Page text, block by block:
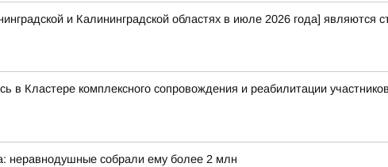
и Калининградской областях в июле 2026 года] являются
в Кластере комплексного сопровождения и реабилитации
неравнодушные собрали ему более 2 млн